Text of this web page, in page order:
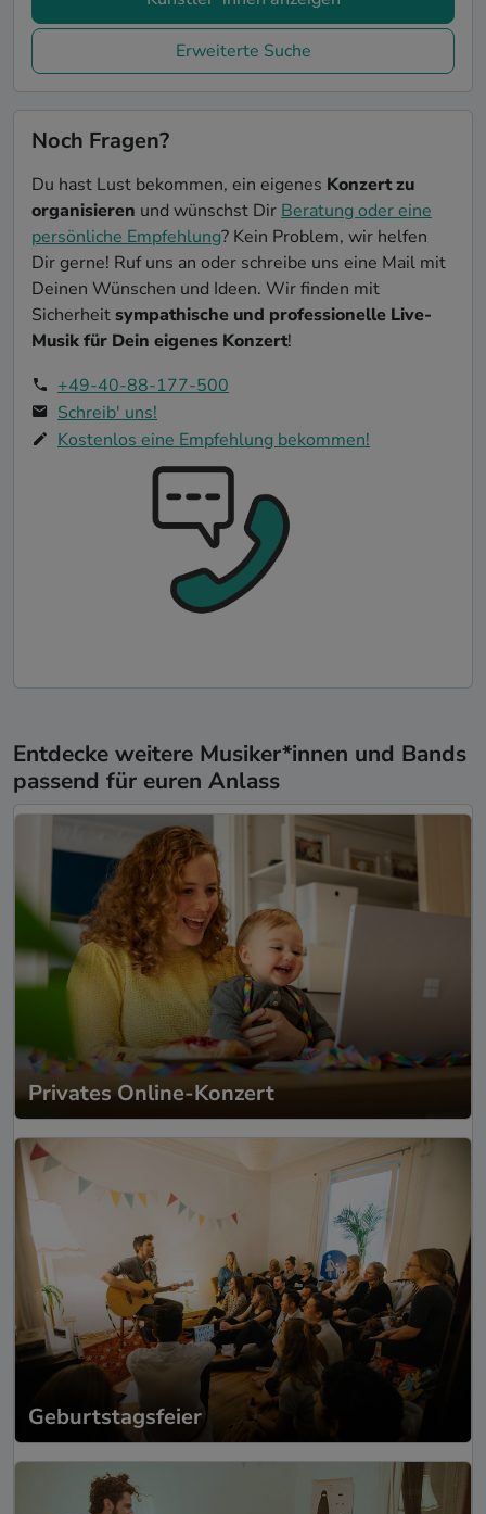
Erweiterte Suche
Noch Fragen?
Du hast Lust bekommen, ein eigenes Konzert zu
organisieren und wünschst Dir Beratung oder eine
persönliche Empfehlung? Kein Problem, wir helfen
Dir gerne! Ruf uns an oder schreibe uns eine Mail mit
Deinen Wünschen und Ideen. Wir finden mit
Sicherheitsympathische und professionelle Live-
Musik für Dein eigenes Konzert!
+49-40-88-177-500
Schreib' uns!
Kostenlos eine Empfehlung bekommen!
Entdecke weitere Musiker*innen und Bands
passend für euren Anlass
Privates Online-Konzert
Geburtstagsfeier